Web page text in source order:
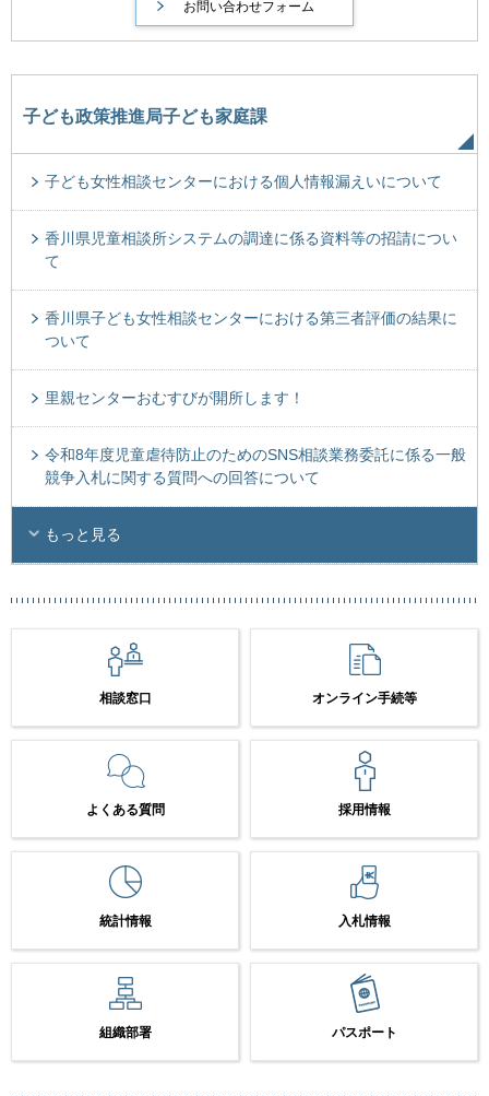
子ども政策推進局子ども家庭課
子ども女性相談センターにおける個人情報漏えいについて
香川県児童相談所システムの調達に係る資料等の招請につい
て
香川県子ども女性相談センターにおける第三者評価の結果に
ついて
里親センターおむすびが開所します！
令和8年度児童虐待防止のためのSNS相談業務委託に係る一般
競争入札に関する質問への回答について
もっと見る
相談窓口 オンライン手続等
よくある質問 採用情報
統計情報 入札情報
組織部署 パスポート